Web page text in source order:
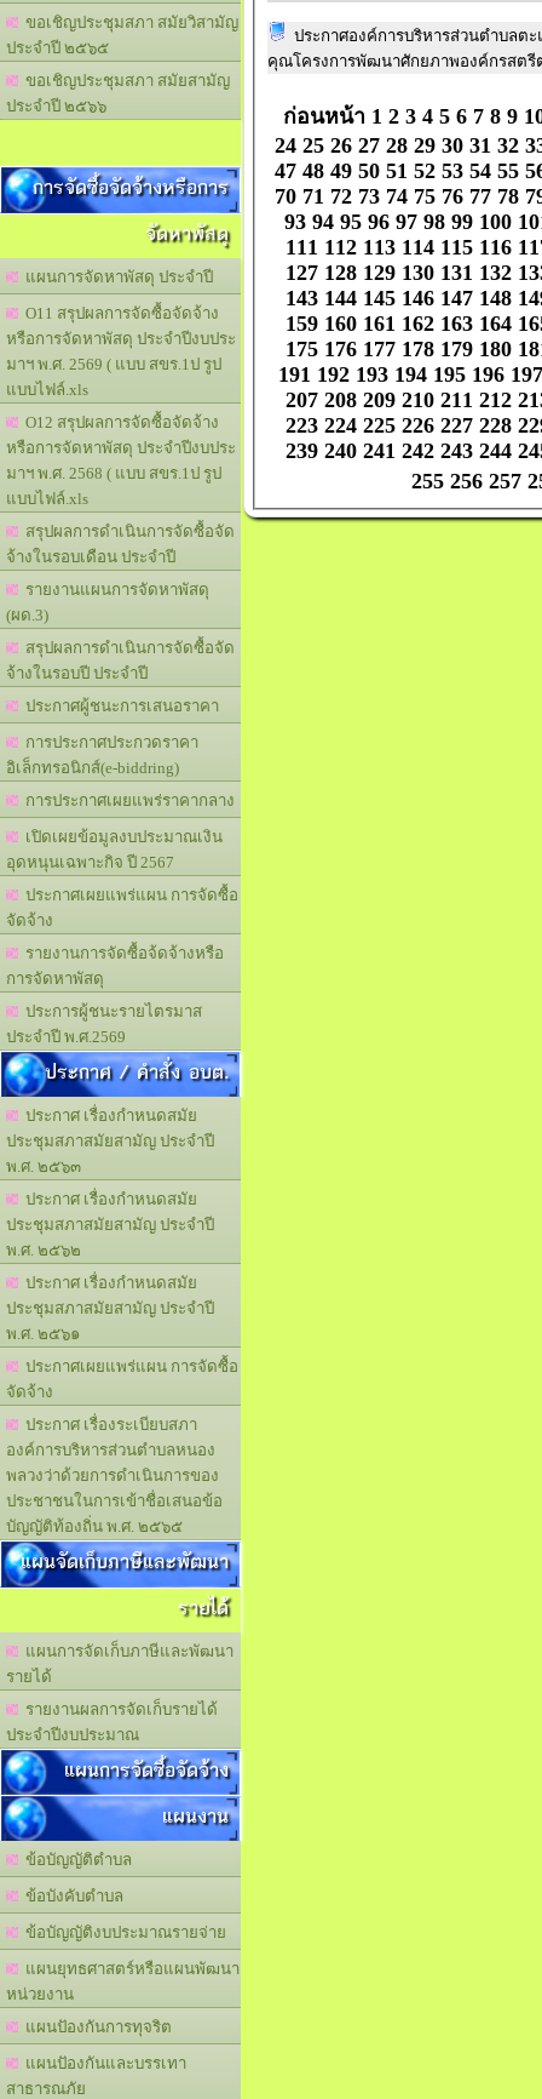
ขอเชิญประชุมสภา สมัยวิสามัญ
ประจำปี ๒๕๖๕
ขอเชิญประชุมสภา สมัยสามัญ
ประจำปี ๒๕๖๖
การจัดซื้อจัดจ้างหรือการ
จัดหาพัสดุ
แผนการจัดหาพัสดุ ประจำปี
O11 สรุปผลการจัดซื้อจัดจ้าง
หรือการจัดหาพัสดุ ประจำปีงบประ
มาฯ พ.ศ. 2569 ( แบบ สขร.1ป รูป
แบบไฟล์.xls
O12 สรุปผลการจัดซื้อจัดจ้าง
หรือการจัดหาพัสดุ ประจำปีงบประ
มาฯ พ.ศ. 2568 ( แบบ สขร.1ป รูป
แบบไฟล์.xls
สรุปผลการดำเนินการจัดซื้อจัด
จ้างในรอบเดือน ประจำปี
รายงานแผนการจัดหาพัสดุ
(ผด.3)
สรุปผลการดำเนินการจัดซื้อจัด
จ้างในรอบปี ประจำปี
ประกาศผู้ชนะการเสนอราคา
การประกาศประกวดราคา
อิเล็กทรอนิกส์(e-biddring)
การประกาศเผยแพร่ราคากลาง
เปิดเผยข้อมูลงบประมาณเงิน
อุดหนุนเฉพาะกิจ ปี 2567
ประกาศเผยแพร่แผน การจัดซื้อ
จัดจ้าง
รายงานการจัดซื้อจ้ดจ้างหรือ
การจัดหาพัสดุ
ประการผู้ชนะรายไตรมาส
ประจำปี พ.ศ.2569
ประกาศ / คำสั่ง อบต.
ประกาศ เรื่องกำหนดสมัย
ประชุมสภาสมัยสามัญ ประจำปี
พ.ศ. ๒๕๖๓
ประกาศ เรื่องกำหนดสมัย
ประชุมสภาสมัยสามัญ ประจำปี
พ.ศ. ๒๕๖๒
ประกาศ เรื่องกำหนดสมัย
ประชุมสภาสมัยสามัญ ประจำปี
พ.ศ. ๒๕๖๑
ประกาศเผยแพร่แผน การจัดซื้อ
จัดจ้าง
ประกาศ เรื่องระเบียบสภา
องค์การบริหารส่วนตำบลหนอง
พลวงว่าด้วยการดำเนินการของ
ประชาชนในการเข้าชื่อเสนอข้อ
บัญญัติท้องถิ่น พ.ศ. ๒๕๖๕
แผนจัดเก็บภาษีและพัฒนา
รายได้
แผนการจัดเก็บภาษีและพัฒนา
รายได้
รายงานผลการจัดเก็บรายได้
ประจำปีงบประมาณ
แผนการจัดซื้อจัดจ้าง
แผนงาน
ข้อบัญญัติตำบล
ข้อบังคับตำบล
ข้อบัญญัติงบประมาณรายจ่าย
แผนยุทธศาสตร์หรือแผนพัฒนา
หน่วยงาน
แผนปัองกันการทุจริต
แผนปัองกันและบรรเทา
สาธารณภัย
ประกาศองค์การบริหารส่วนตำบลต
คุณโครงการพัฒนาศักยภาพองค์กรสตรี
ก่อนหน้า 1 2 3 4 5 6 7 8 9
24 25 26 27 28 29 30 31 32
47 48 49 50 51 52 53 54 55
70 71 72 73 74 75 76 77 78
93 94 95 96 97 98 99 100
111 112 113 114 115 116
127 128 129 130 131 132
143 144 145 146 147 148
159 160 161 162 163 164
175 176 177 178 179 180
191 192 193 194 195 196 197
207 208 209 210 211 212
223 224 225 226 227 228
239 240 241 242 243 244
255 256 257